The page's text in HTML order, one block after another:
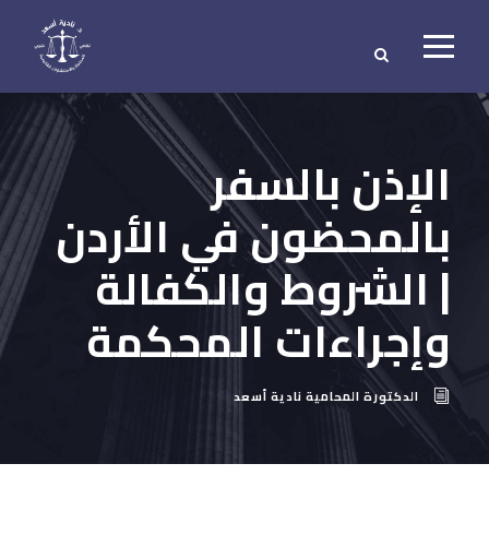
الإذن بالسفر
بالمحضون في الأردن
| الشروط والكفالة
وإجراءات المحكمة
الدكتورة المحامية نادية أسعد